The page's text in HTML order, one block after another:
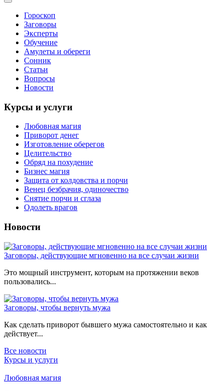
Гороскоп
Заговоры
Эксперты
Обучение
Амулеты и обереги
Сонник
Статьи
Вопросы
Новости
Курсы и услуги
Любовная магия
Приворот денег
Изготовление оберегов
Целительство
Обряд на похудение
Бизнес магия
Защита от колдовства и порчи
Венец безбрачия, одиночество
Снятие порчи и сглаза
Одолеть врагов
Новости
Заговоры, действующие мгновенно на все случаи жизни
Это мощный инструмент, которым на протяжении веков
пользовались...
Заговоры, чтобы вернуть мужа
Как сделать приворот бывшего мужа самостоятельно и как
действует...
Все новости
Курсы и услуги
Любовная магия